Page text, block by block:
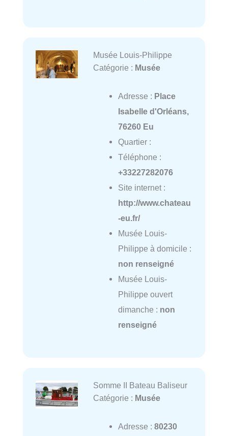
Musée Louis-Philippe
Catégorie : Musée
Adresse : Place
Isabelle d'Orléans,
76260 Eu
Quartier :
Téléphone :
+33227282076
Site internet :
http://www.chateau
-eu.fr/
Musée Louis-
Philippe à domicile :
non renseigné
Musée Louis-
Philippe ouvert
dimanche : non
renseigné
Somme II Bateau Baliseur
Catégorie : Musée
Adresse : 80230